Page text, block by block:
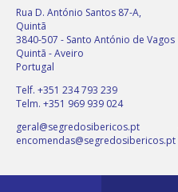
Rua D. António Santos 87-A,
Quintã
3840-507 - Santo António de Vagos
Quintã - Aveiro
Portugal
Telf. +351 234 793 239
Telm. +351 969 939 024
geral@segredosibericos.pt
encomendas@segredosibericos.pt